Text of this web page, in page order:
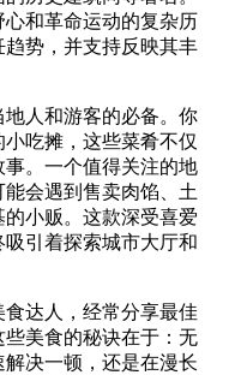
和革命运动的复杂历
势，并支持反映其丰
人和游客的必备。你
吃摊，这些菜肴不仅
。一个值得关注的地
会遇到售卖肉馅、土
小贩。这款深受喜爱
引着探索城市大厅和
达人，经常分享最佳
美食的秘诀在于：无
决一顿，还是在漫长